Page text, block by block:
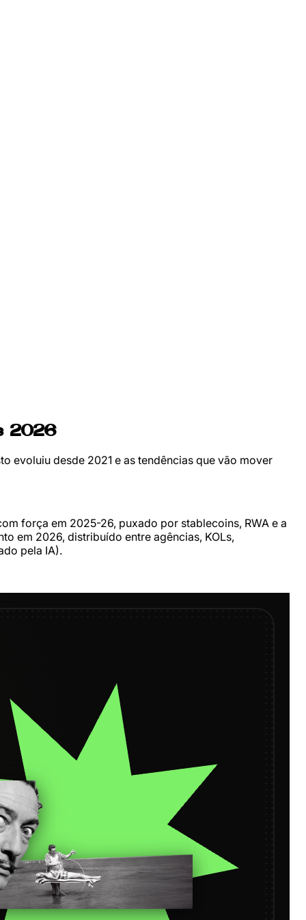
2026
evoluiu desde 2021 e as tendências que vão mover
força em 2025-26, puxado por stablecoins, RWA e a
em 2026, distribuído entre agências, KOLs,
pela IA).